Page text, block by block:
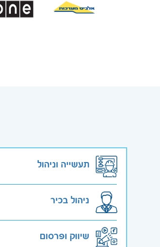
תעשייה וניהול
ניהול בכיר
שיווק ופרסום